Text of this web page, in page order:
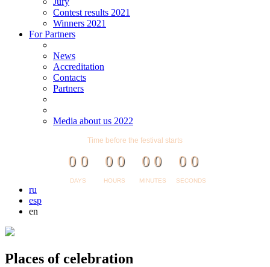
Contest results 2021
Winners 2021
For Partners
News
Accreditation
Contacts
Partners
Media about us 2022
Time before the festival starts
DAYS
0 0
HOURS
0 0
MINUTES
0 0
SECONDS
0 0
ru
esp
en
Places of celebration